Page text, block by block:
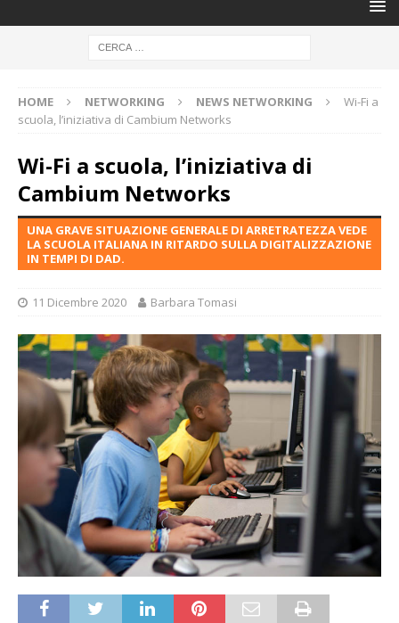
HOME NETWORKING NEWS NETWORKING
Wi-Fi a
scuola, l’iniziativa di Cambium Networks
Wi-Fi a scuola, l’iniziativa di
Cambium Networks
UNA GRAVE SITUAZIONE GENERALE DI ARRETRATEZZA VEDE
LA SCUOLA ITALIANA IN RITARDO SULLA DIGITALIZZAZIONE
IN TEMPI DI DAD.
11 Dicembre 2020 Barbara Tomasi